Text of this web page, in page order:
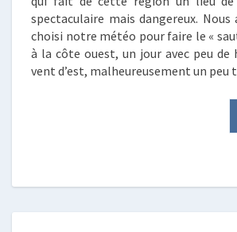
spectaculaire mais dangereux. Nous
choisi notre météo pour faire le «
à la côte ouest, un jour avec peu de
vent d’est, malheureusement un peu